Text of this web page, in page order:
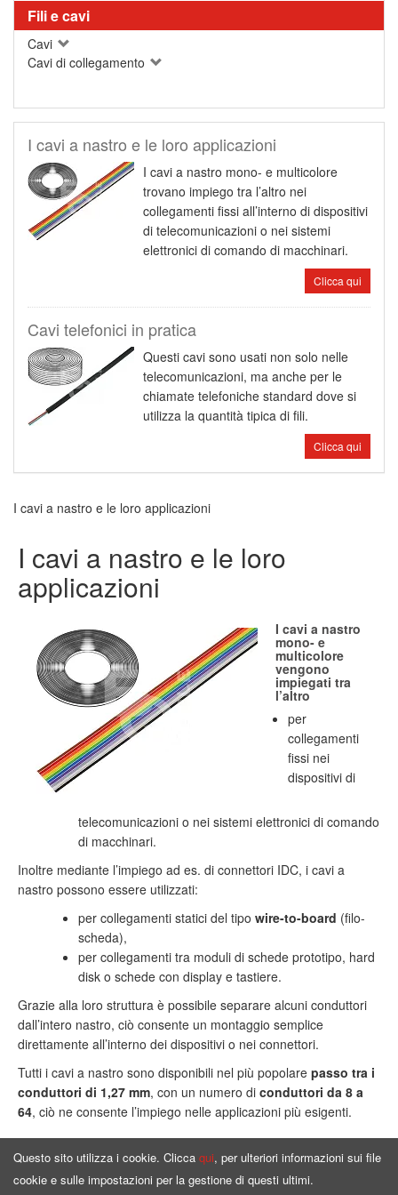
Fili e cavi
Cavi
Cavi di collegamento
I cavi a nastro e le loro applicazioni
I cavi a nastro mono- e multicolore
trovano impiego tra l’altro nei
collegamenti fissi all’interno di dispositivi
di telecomunicazioni o nei sistemi
elettronici di comando di macchinari.
Clicca qui
Cavi telefonici in pratica
Questi cavi sono usati non solo nelle
telecomunicazioni, ma anche per le
chiamate telefoniche standard dove si
utilizza la quantità tipica di fili.
Clicca qui
I cavi a nastro e le loro applicazioni
I cavi a nastro e le loro
applicazioni
I cavi a nastro
mono- e
multicolore
vengono
impiegati tra
l’altro
per
collegamenti
fissi nei
dispositivi di
telecomunicazioni o nei sistemi elettronici di comando
di macchinari.
Inoltre mediante l’impiego ad es. di connettori IDC, i cavi a
nastro possono essere utilizzati:
per collegamenti statici del tipo wire-to-board (filo-
scheda),
per collegamenti tra moduli di schede prototipo, hard
disk o schede con display e tastiere.
Grazie alla loro struttura è possibile separare alcuni conduttori
dall’intero nastro, ciò consente un montaggio semplice
direttamente all’interno dei dispositivi o nei connettori.
Tutti i cavi a nastro sono disponibili nel più popolare passo tra i
conduttori di 1,27 mm, con un numero di conduttori da 8 a
64, ciò ne consente l’impiego nelle applicazioni più esigenti.
Pagina principale Offerta
Questo sito utilizza i cookie. Clicca qui, per ulteriori informazioni sui file
cookie e sulle impostazioni per la gestione di questi ultimi.